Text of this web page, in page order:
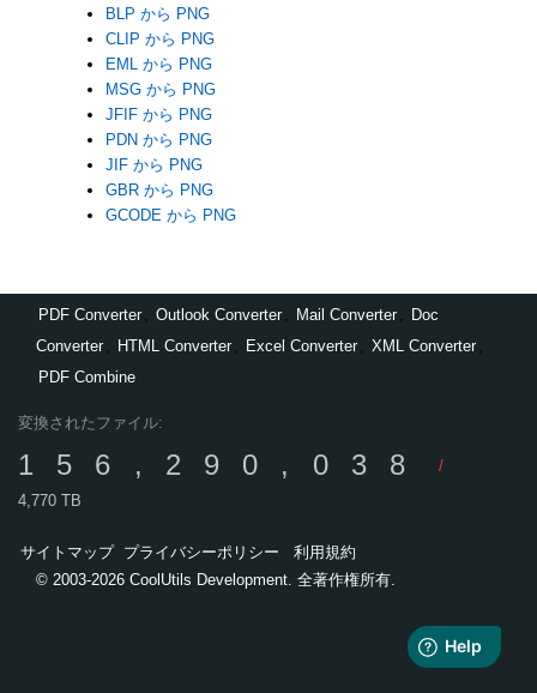
BLP から PNG
CLIP から PNG
EML から PNG
MSG から PNG
JFIF から PNG
PDN から PNG
JIF から PNG
GBR から PNG
GCODE から PNG
PDF Converter Outlook Converter Mail Converter
Doc
Converter
HTML Converter Excel Converter XML Converter
PDF Combine
変換されたファイル:
156,290,038
/
4,770 TB
サイトマップ プライバシーポリシー
利用規約
© 2003-2026 CoolUtils Development. 全著作権所有.